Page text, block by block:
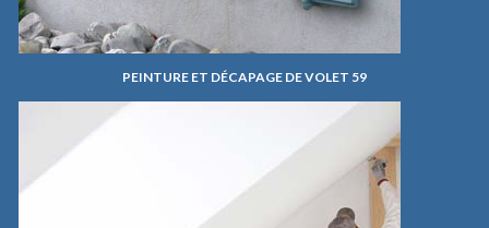
PEINTURE ET DÉCAPAGE DE VOLET 59